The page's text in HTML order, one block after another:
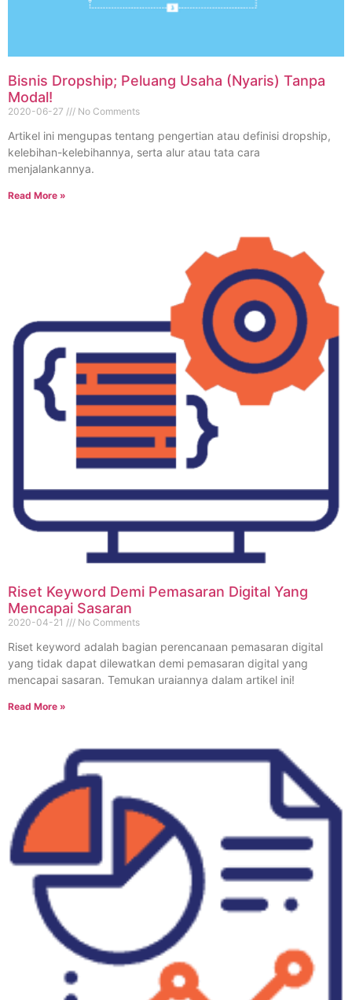
Bisnis Dropship; Peluang Usaha (Nyaris) Tanpa
Modal!
2020-06-27 No Comments
Artikel ini mengupas tentang pengertian atau definisi dropship,
kelebihan-kelebihannya, serta alur atau tata cara
menjalankannya.
Read More »
Riset Keyword Demi Pemasaran Digital Yang
Mencapai Sasaran
2020-04-21 No Comments
Riset keyword adalah bagian perencanaan pemasaran digital
yang tidak dapat dilewatkan demi pemasaran digital yang
mencapai sasaran. Temukan uraiannya dalam artikel ini!
Read More »